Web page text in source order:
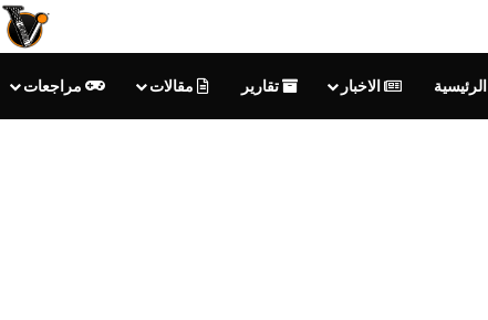
الرئيسية الاخبار تقارير مقالات مراجعات